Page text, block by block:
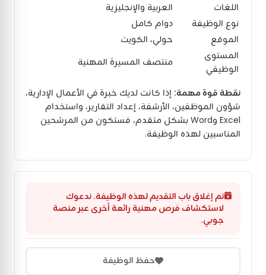
تم إغلاق باب التقديم لهذه الوظيفة. ندعوك
لاستكشاف فرص مهنية رائعة أخرى عبر منصة
جوبي.
حفظ الوظيفة
اللغات
العربية والإنجليزية
نوع الوظيفة
دوام كامل
الموقع
حولي، الكويت
المستوى
الوظيفي
منتصف المسيرة المهنية
نقطة قوة مهمة: إذا كانت لديك خبرة في الأعمال الإدارية،
شؤون الموظفين، الأرشفة، إعداد التقارير، واستخدام
Excel وWord بشكل متقدم، فستكون من المرشحين
المناسبين لهذه الوظيفة.